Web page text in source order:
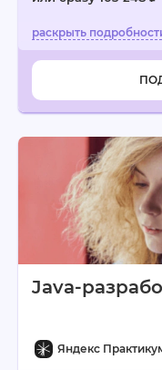
Java-
Яндекс